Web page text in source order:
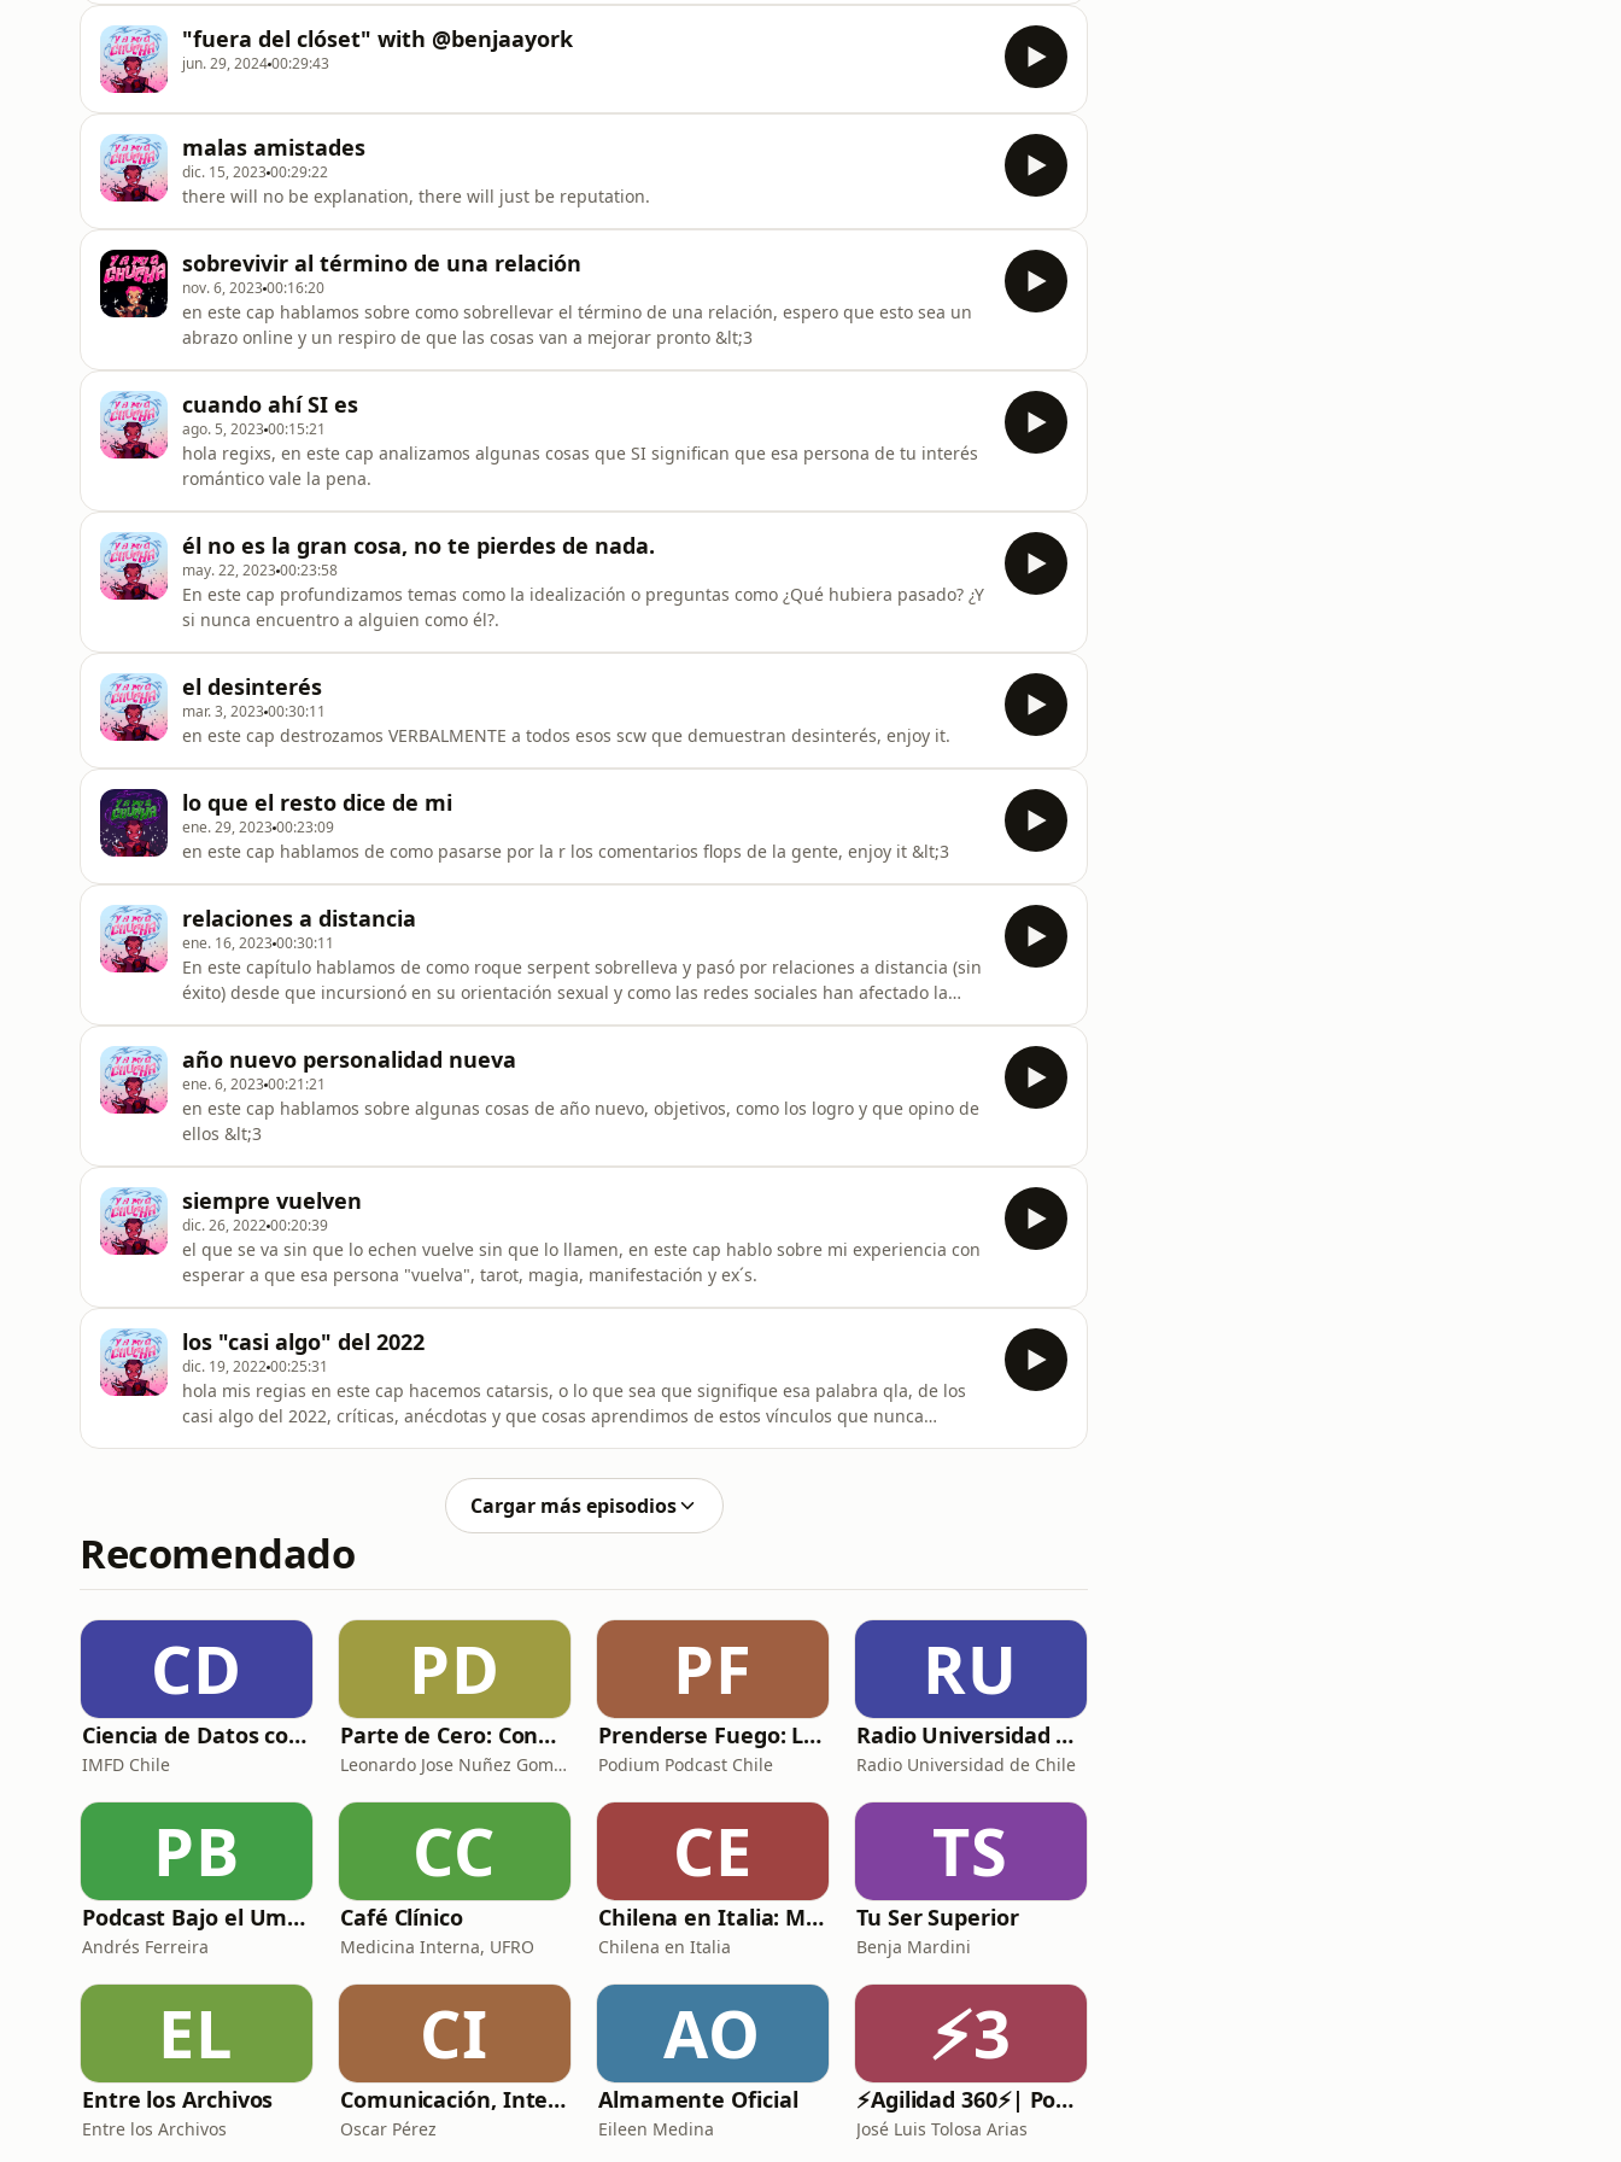
"fuera del clóset" with @benjaayork
jun. 29, 202400:29:43
malas amistades
dic. 15, 202300:29:22
there will no be explanation, there will just be reputation.
sobrevivir al término de una relación
nov. 6, 202300:16:20
en este cap hablamos sobre como sobrellevar el término de una relación, espero que esto sea un
abrazo online y un respiro de que las cosas van a mejorar pronto &lt;3
cuando ahí SI es
ago. 5, 202300:15:21
hola regixs, en este cap analizamos algunas cosas que SI significan que esa persona de tu interés
romántico vale la pena.
él no es la gran cosa, no te pierdes de nada.
may. 22, 202300:23:58
En este cap profundizamos temas como la idealización o preguntas como ¿Qué hubiera pasado? ¿Y
si nunca encuentro a alguien como él?.
el desinterés
mar. 3, 202300:30:11
en este cap destrozamos VERBALMENTE a todos esos scw que demuestran desinterés, enjoy it.
lo que el resto dice de mi
ene. 29, 202300:23:09
en este cap hablamos de como pasarse por la r los comentarios flops de la gente, enjoy it &lt;3
relaciones a distancia
ene. 16, 202300:30:11
En este capítulo hablamos de como roque serpent sobrelleva y pasó por relaciones a distancia (sin
éxito) desde que incursionó en su orientación sexual y como las redes sociales han afectado la
año nuevo personalidad nueva
ene. 6, 202300:21:21
en este cap hablamos sobre algunas cosas de año nuevo, objetivos, como los logro y que opino de
ellos &lt;3
siempre vuelven
dic. 26, 202200:20:39
el que se va sin que lo echen vuelve sin que lo llamen, en este cap hablo sobre mi experiencia con
esperar a que esa persona "vuelva", tarot, magia, manifestación y ex´s.
los "casi algo" del 2022
dic. 19, 202200:25:31
hola mis regias en este cap hacemos catarsis, o lo que sea que signifique esa palabra qla, de los
casi algo del 2022, críticas, anécdotas y que cosas aprendimos de estos vínculos que nunca
Cargar más episodios
Recomendado
CD
Ciencia de Datos con Jocelyn Dunstan
IMFD Chile
PD
Parte de Cero: Conociendo la gestión de proyectos
Leonardo Jose Nuñez Gomez
PF
Prenderse Fuego: Las Voces de Pedro Lemebel
Podium Podcast Chile
RU
Radio Universidad de Chile
Radio Universidad de Chile
PB
Podcast Bajo el Umbral
Andrés Ferreira
CC
Café Clínico
Medicina Interna, UFRO
CE
Chilena en Italia: Masa & Amore
Chilena en Italia
TS
Tu Ser Superior
Benja Mardini
EL
Entre los Archivos
Entre los Archivos
CI
Comunicación, Inteligencia Artificial y Sociedad
Oscar Pérez
AO
Almamente Oficial
Eileen Medina
⚡3
⚡️Agilidad 360⚡️| Podcast de Agilidad, Liderazgo Ágil y Gestión de Proyectos.
José Luis Tolosa Arias